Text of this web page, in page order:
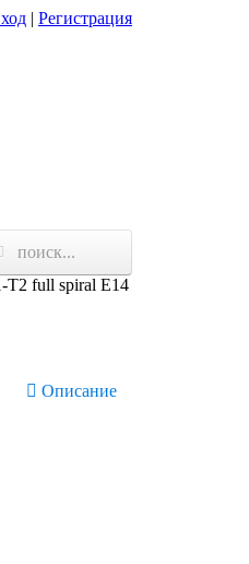
| Регистрация
T2 full spiral E14
Описание